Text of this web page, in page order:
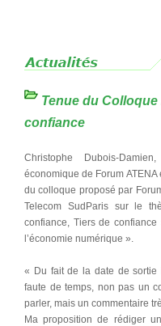
Tenue du
confiance
Christophe Dubois-
économique de Forum
du colloque proposé par
Telecom SudParis sur le
confiance, Tiers de
l’économie numérique ».
« Du fait de la date de sortie
faute de temps, non pas un
parler, mais un commentaire
Ma proposition de rédiger